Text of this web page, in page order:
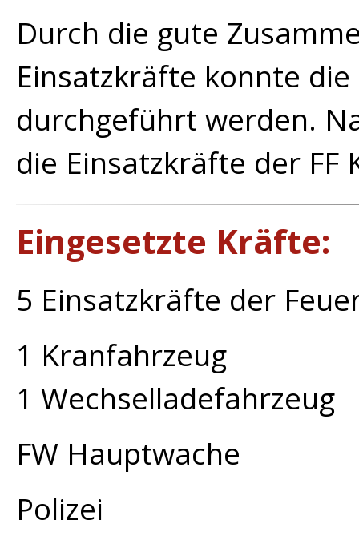
Durch die gute
Einsatzkräfte konnte
durchgeführt werden.
die Einsatzkräfte der FF
Eingesetzte Kräfte:
5 Einsatzkräfte der
1 Kranfahrzeug
1 Wechselladefahrzeug
FW Hauptwache
Polizei